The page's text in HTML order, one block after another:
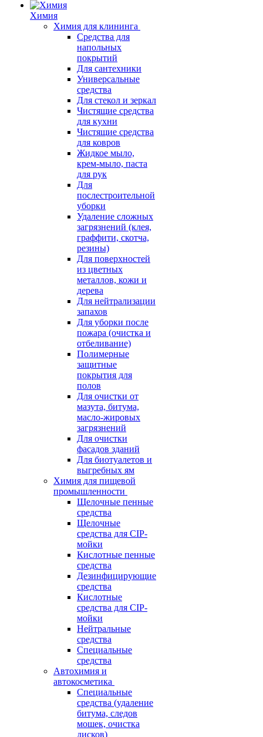
Химия
Химия для клининга
Средства для
напольных
покрытий
Для сантехники
Универсальные
средства
Для стекол и зеркал
Чистящие средства
для кухни
Чистящие средства
для ковров
Жидкое мыло,
крем-мыло, паста
для рук
Для
послестроительной
уборки
Удаление сложных
загрязнений (клея,
граффити, скотча,
резины)
Для поверхностей
из цветных
металлов, кожи и
дерева
Для нейтрализации
запахов
Для уборки после
пожара (очистка и
отбеливание)
Полимерные
защитные
покрытия для
полов
Для очистки от
мазута, битума,
масло-жировых
загрязнений
Для очистки
фасадов зданий
Для биотуалетов и
выгребных ям
Химия для пищевой
промышленности
Щелочные пенные
средства
Щелочные
средства для CIP-
мойки
Кислотные пенные
средства
Дезинфицирующие
средства
Кислотные
средства для CIP-
мойки
Нейтральные
средства
Специальные
средства
Автохимия и
автокосметика
Специальные
средства (удаление
битума, следов
мошек, очистка
дисков)